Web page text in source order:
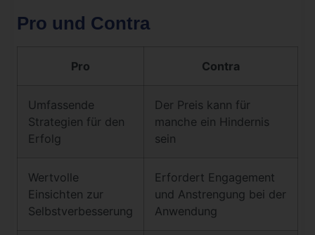
Pro und Contra
Pro Contra
Umfassende
Strategien für den
Erfolg
Der Preis kann für
manche ein Hindernis
sein
Wertvolle
Einsichten zur
Selbstverbesserung
Erfordert Engagement
und Anstrengung bei der
Anwendung